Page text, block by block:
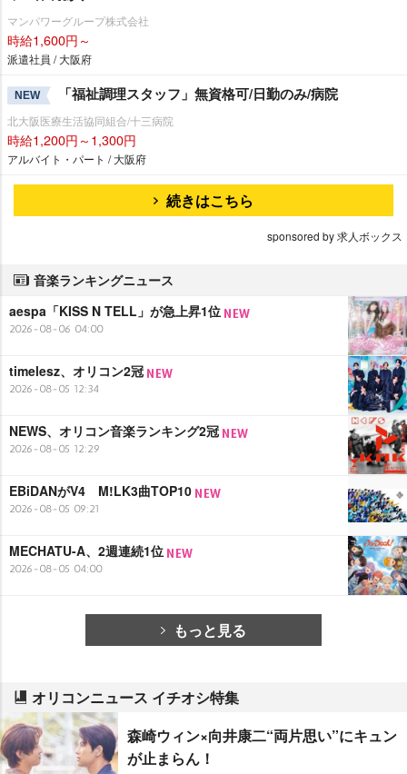
マンパワーグループ株式会社
時給1,600円～
派遣社員 / 大阪府
NEW 「福祉調理スタッフ」無資格可/日勤のみ/病院
北大阪医療生活協同組合/十三病院
時給1,200円～1,300円
アルバイト・パート / 大阪府
続きはこちら
sponsored by 求人ボックス
音楽ランキングニュース
aespa「KISS N TELL」が急上昇1位
2026-08-06 04:00
timelesz、オリコン2冠
2026-08-05 12:34
NEWS、オリコン音楽ランキング2冠
2026-08-05 12:29
EBiDANがV4 M!LK3曲TOP10
2026-08-05 09:21
MECHATU-A、2週連続1位
2026-08-05 04:00
もっと見る
オリコンニュース イチオシ特集
森崎ウィン×向井康二“両片思い”にキュン
が止まらん！